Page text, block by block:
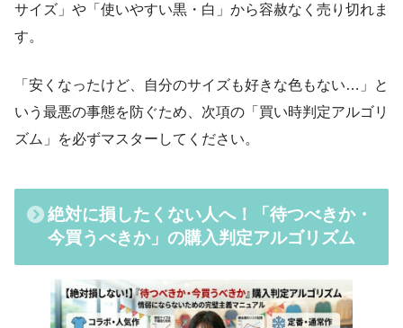
サイズ」や「使いやすい黒・白」から容赦なく売り切れま
す。
「安くなったけど、自分のサイズも好きな色もない…」と
いう最悪の事態を防ぐため、次項の「買い時判定アルゴリ
ズム」を必ずマスターしてください。
絶対に損したくない人へ！「待つべきか・
今買うべきか」の購入判定アルゴリズム